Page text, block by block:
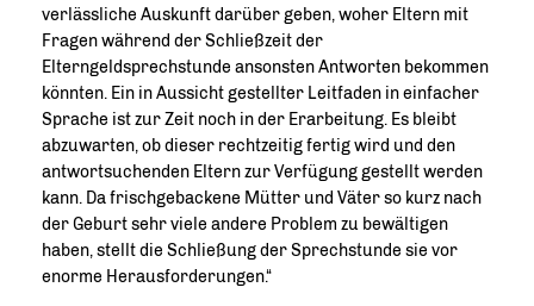
verlässliche Auskunft darüber geben, woher Eltern mit
Fragen während der Schließzeit der
Elterngeldsprechstunde ansonsten Antworten bekommen
könnten. Ein in Aussicht gestellter Leitfaden in einfacher
Sprache ist zur Zeit noch in der Erarbeitung. Es bleibt
abzuwarten, ob dieser rechtzeitig fertig wird und den
antwortsuchenden Eltern zur Verfügung gestellt werden
kann. Da frischgebackene Mütter und Väter so kurz nach
der Geburt sehr viele andere Problem zu bewältigen
haben, stellt die Schließung der Sprechstunde sie vor
enorme Herausforderungen.“